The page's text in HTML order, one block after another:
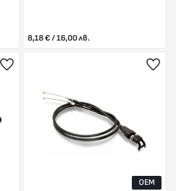
8,18 € / 16,00 лв.
OEM